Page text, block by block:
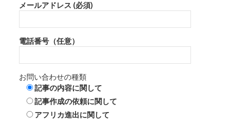
メールアドレス (必須)
電話番号（任意）
お問い合わせの種類
記事の内容に関して
記事作成の依頼に関して
アフリカ進出に関して